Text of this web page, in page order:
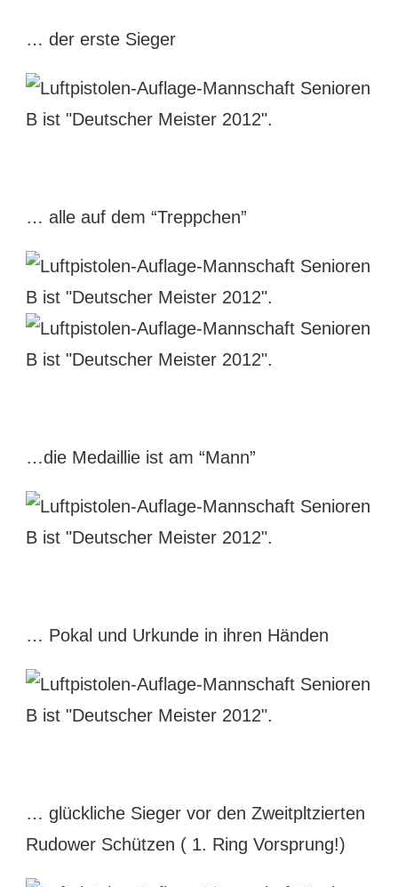
… der erste Sieger
… alle auf dem “Treppchen”
…die Medaillie ist am “Mann”
… Pokal und Urkunde in ihren Händen
… glückliche Sieger vor den Zweitpltzierten
Rudower Schützen ( 1. Ring Vorsprung!)